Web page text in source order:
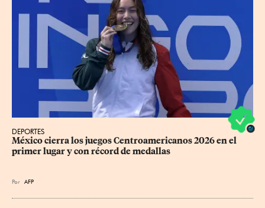
DEPORTES
México cierra los juegos Centroamericanos 2026 en el
primer lugar y con récord de medallas
Por AFP